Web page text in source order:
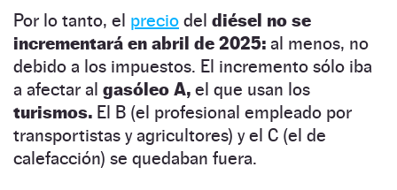
Por lo tanto, el precio del diésel no se
incrementará en abril de 2025: al menos, no
debido a los impuestos. El incremento sólo iba
a afectar al gasóleo A, el que usan los
turismos. El B (el profesional empleado por
transportistas y agricultores) y el C (el de
calefacción) se quedaban fuera.